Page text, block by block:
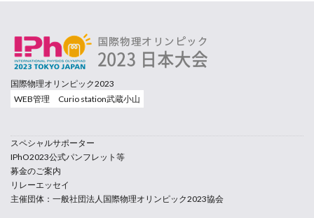
国際物理オリンピック2023
WEB管理 Curio station武蔵小山
スペシャルサポーター
IPhO2023公式パンフレット等
募金のご案内
リレーエッセイ
主催団体：一般社団法人国際物理オリンピック2023協会